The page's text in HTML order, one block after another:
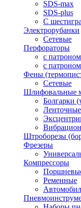
SDS-max
SDS-plus
С
Электрорубанки
Сетевые
Перфораторы
с
с
Фены
Сетевые
Шлифовальные
Болгарки
Ленточные
Штроборезы
Фрезеры
Компрессоры
Ременные